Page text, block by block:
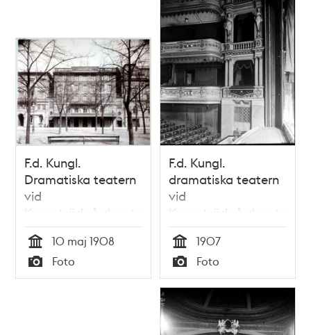
F.d. Kungl.
Dramatiska teatern
vid
Kungsträdgårdsgatan
Tid
10 maj 1908
Typ
Foto
F.d. Kungl.
dramatiska teatern
vid
Kungsträdgårdsgatan,
interiör
Tid
1907
Typ
Foto